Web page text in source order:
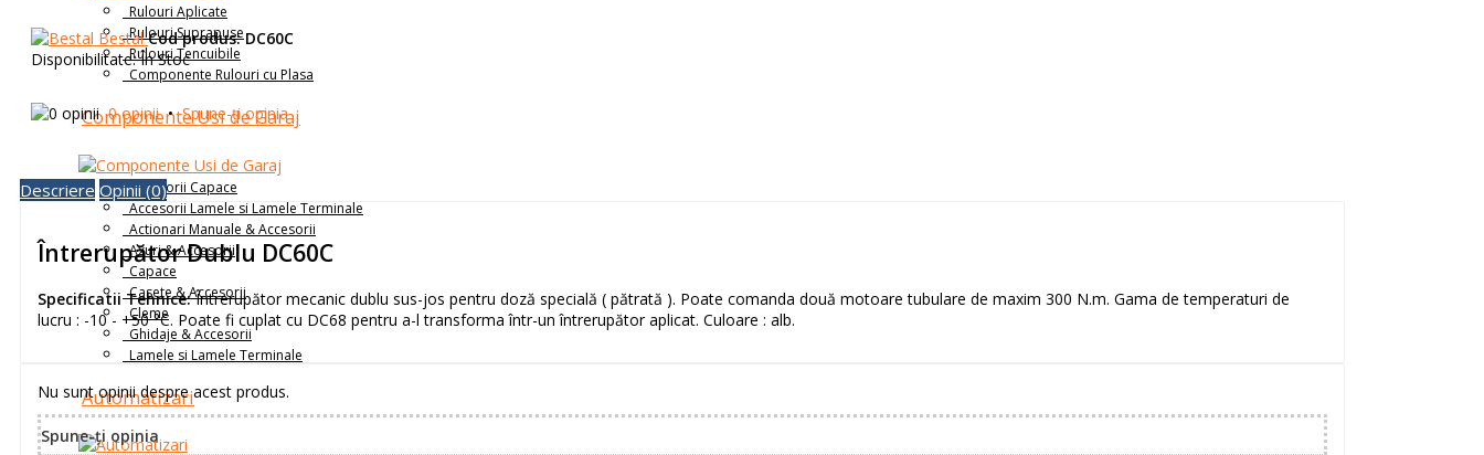
Rulouri Aplicate
Rulouri Suprapuse
Rulouri Tencuibile
Componente Rulouri cu Plasa
Componente Usi de Garaj
Accesorii Capace
Accesorii Lamele si Lamele Terminale
Actionari Manuale & Accesorii
Axuri & Accesorii
Capace
Casete & Accesorii
Cleme
Ghidaje & Accesorii
Lamele si Lamele Terminale
Automatizari
BestalCod produs: DC60C
Disponibilitate: În Stoc
0 opinii•Spune-ţi opinia
Descriere Opinii (0)
Întrerupător Dublu DC60C
Specificatii Tehnice:Întrerupător mecanic dublu sus-jos pentru doză specială ( pătrată ). Poate comanda două motoare tubulare de maxim 300 N.m. Gama de temperaturi de
lucru : -10 - +50 °C. Poate fi cuplat cu DC68 pentru a-l transforma într-un întrerupător aplicat. Culoare : alb.
Nu sunt opinii despre acest produs.
Spune-ţi opinia